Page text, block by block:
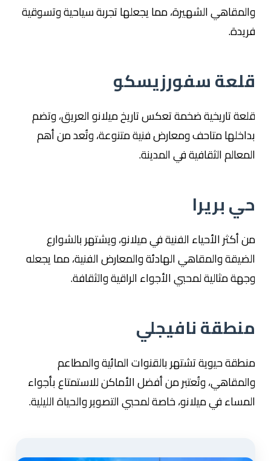
والمقاهي الشهيرة، مما يجعلها تجربة سياحية وتسوقية
فريدة.
قلعة سفورزيسكو
قلعة تاريخية ضخمة تعكس تاريخ ميلانو العريق، وتضم
بداخلها متاحف ومعارض فنية متنوعة، وتُعد من أهم
المعالم الثقافية في المدينة.
حي بريرا
من أكثر الأحياء الفنية في ميلانو، ويشتهر بالشوارع
الضيقة والمقاهي الهادئة والمعارض الفنية، مما يجعله
وجهة مثالية لمحبي الأجواء الراقية والثقافة.
منطقة نافيجلي
منطقة حيوية تشتهر بالقنوات المائية والمطاعم
والمقاهي، وتُعتبر من أفضل الأماكن للاستمتاع بأجواء
المساء في ميلانو، خاصة لمحبي التصوير والحياة الليلية.